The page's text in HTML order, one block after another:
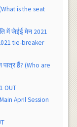
is the seat
में जेईई मेन 2021
tie-breaker
हैं? (Who are
OUT
April Session